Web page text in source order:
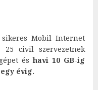
Mobil Internet
25 civil szervezetnek
éshavi 10 GB-ig
évig.